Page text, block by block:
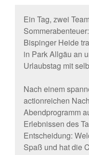
Ein Tag, zwei
Bispinger Heide
in Park Allgäu an
Urlaubstag mit
Nach einem
actionreichen
Abendprogramm
Erlebnissen des
Entscheidung:
Spaß und hat die